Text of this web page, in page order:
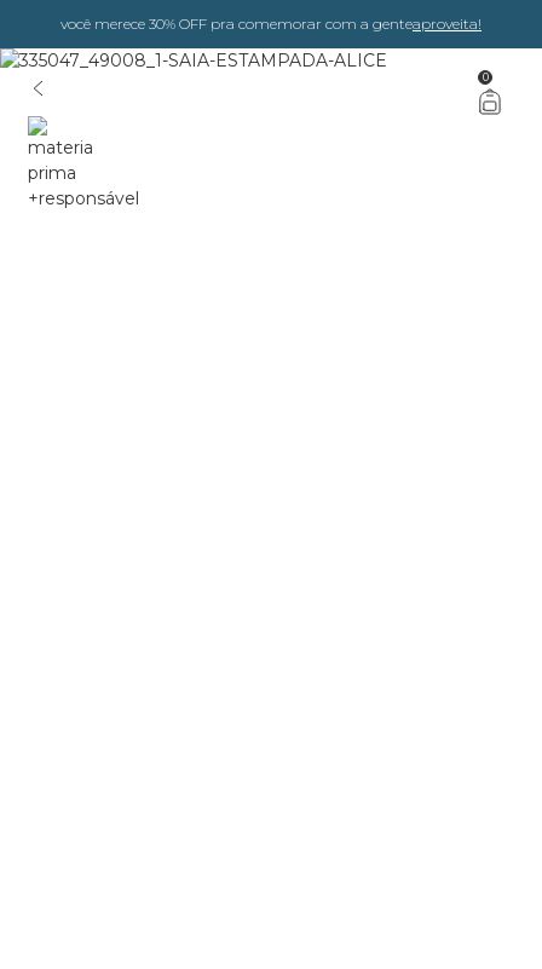
você merece 30% OFF pra comemorar com a genteaproveita!
0